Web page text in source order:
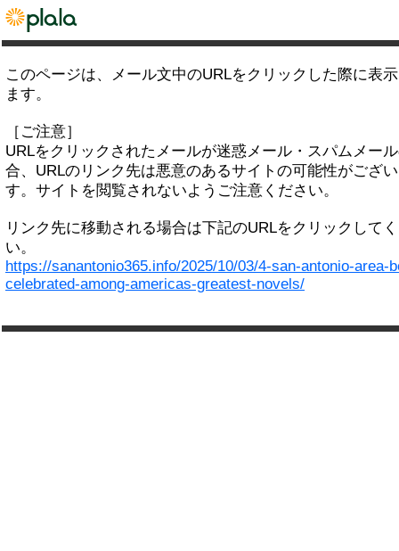
このページは、メール文中のURLをクリックした際に表
ます。
［ご注意］
URLをクリックされたメールが迷惑メール・スパムメー
合、URLのリンク先は悪意のあるサイトの可能性がござ
す。サイトを閲覧されないようご注意ください。
リンク先に移動される場合は下記のURLをクリックして
い。
https://sanantonio365.info/2025/10/03/4-san-antonio-area-
celebrated-among-americas-greatest-novels/